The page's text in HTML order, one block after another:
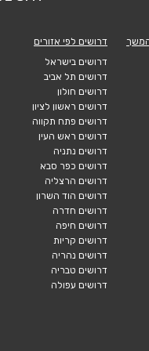
המשך
דרושים לפי אזורים
דרושים בישראל
דרושים תל אביב
דרושים חולון
דרושים ראשון לציון
דרושים פתח תקווה
דרושים ראש העין
דרושים נתניה
דרושים כפר סבא
דרושים הרצליה
דרושים הוד השרון
דרושים חדרה
דרושים חיפה
דרושים קריות
דרושים נהריה
דרושים טבריה
דרושים עפולה